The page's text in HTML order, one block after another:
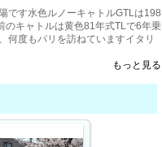
です水色ルノーキャトルGTLは198
のキャトルは黄色81年式TLで6年乗
何度もパリを訪ねていますイタリ
もっと見る